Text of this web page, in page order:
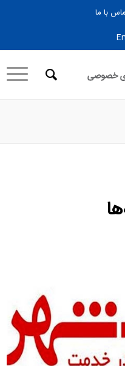
با ما
En